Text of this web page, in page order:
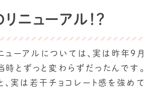
ニューアル！？
ューアルについては、実は昨年9月
とずっと変わらずだったんです。
、実は若干チョコレート感を強めて